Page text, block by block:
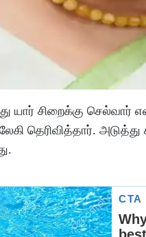
சிறைக்கு செல்வார்
தெரிவித்தார்.